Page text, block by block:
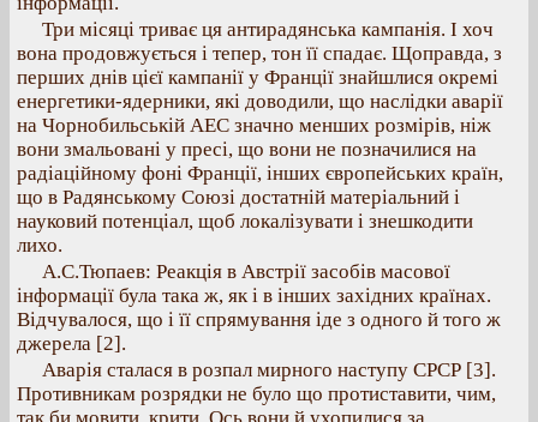
Три місяці триває ця антирадянська кампанія. І хоч
вона продовжується і тепер, тон її спадає. Щоправда, з
перших днів цієї кампанії у Франції знайшлися окремі
енергетики-ядерники, які доводили, що наслідки аварії
на Чорнобильській АЕС значно менших розмірів, ніж
вони змальовані у пресі, що вони не позначилися на
радіаційному фоні Франції, інших європейських країн,
що в Радянському Союзі достатній матеріальний і
науковий потенціал, щоб локалізувати і знешкодити
лихо.
А.С.Тюпаев: Реакція в Австрії засобів масової
інформації була така ж, як і в інших західних країнах.
Відчувалося, що і її спрямування іде з одного й того ж
джерела [2].
Аварія сталася в розпал мирного наступу СРСР [3].
Противникам розрядки не було що протиставити, чим,